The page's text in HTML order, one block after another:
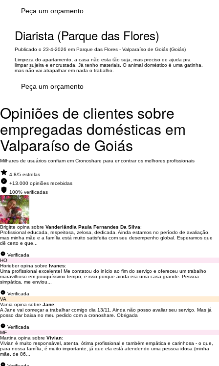
Peça um orçamento
Diarista (Parque das Flores)
Publicado o 23-4-2026 em Parque das Flores - Valparaíso de Goiás (Goiás)
Limpeza do apartamento, a casa não esta tão suja, mas preciso de ajuda pra
limpar sujeira e encrustada. Já tenho materiais. O animal doméstico é uma gatinha,
mas não vai atrapalhar em nada o trabalho.
Peça um orçamento
Opiniões de clientes sobre
empregadas domésticas em
Valparaíso de Goiás
Milhares de usuários confiam em Cronoshare para encontrar os melhores profissionais
4.8/5 estrelas
+13.000 opiniões recebidas
100% verificadas
Brigitte opina sobre Vanderlândia Paula Fernandes Da Silva:
Profissional educada, respeitosa, zelosa, dedicada. Ainda estamos no período de avaliação,
mas minha mãe e a família está muito satisfeita com seu desempenho global. Esperamos que
dê certo e que...
Verificada
HO
Horieber opina sobre Ivanes:
Uma profissional excelente! Me contatou do início ao fim do serviço e ofereceu um trabalho
maravilhoso em pouquíssimo tempo, e isso porque ainda era uma casa grande. Pessoa
simpática, me enviou...
Verificada
VA
Vania opina sobre Jane:
A Jane vai começar a trabalhar comigo dia 13/11. Ainda não posso avaliar seu serviço. Mas já
posso dar baixa no meu pedido com a cronoshare. Obrigada
Verificada
MF
Martina opina sobre Vivian:
Vivian é muito responsável, atenta, ótima profissional e também empática e carinhosa - o que,
para nossa família, é muito importante, já que ela está atendendo uma pessoa idosa (minha
mãe, de 86...